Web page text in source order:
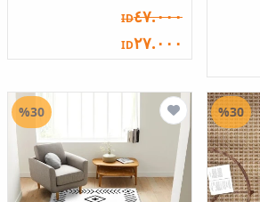
ID٤٧.٠٠٠
ID٢٧.٠٠٠
%30
%30